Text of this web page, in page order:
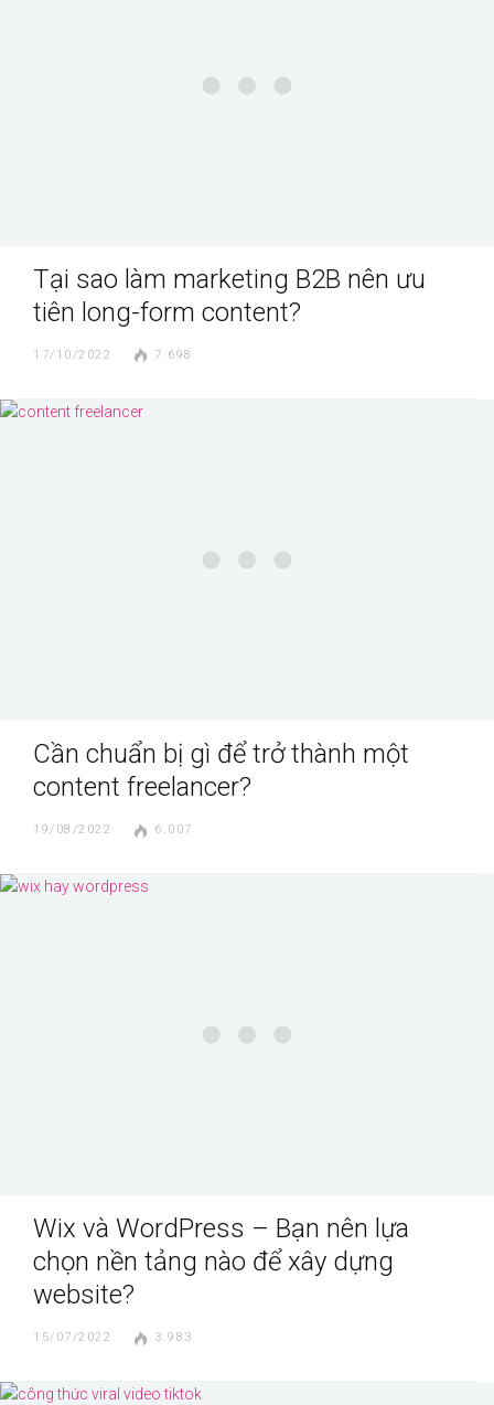
Tại sao làm marketing B2B nên ưu
tiên long-form content?
17/10/2022 7.698
Cần chuẩn bị gì để trở thành một
content freelancer?
19/08/2022 6.007
Wix và WordPress – Bạn nên lựa
chọn nền tảng nào để xây dựng
website?
15/07/2022 3.983